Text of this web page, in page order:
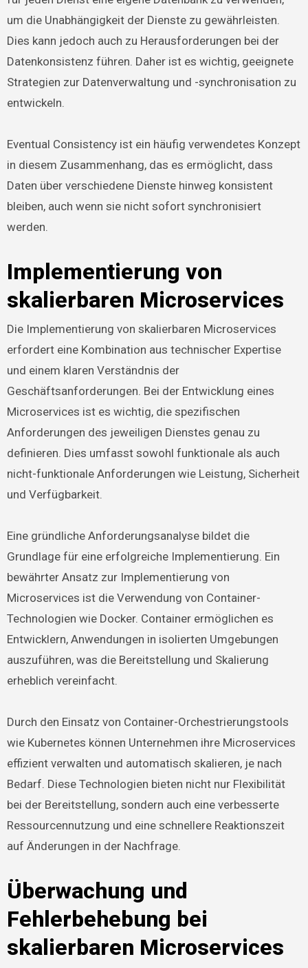
um die Unabhängigkeit der Dienste zu gewährleisten.
Dies kann jedoch auch zu Herausforderungen bei der
Datenkonsistenz führen. Daher ist es wichtig, geeignete
Strategien zur Datenverwaltung und -synchronisation zu
entwickeln.
Eventual Consistency ist ein häufig verwendetes Konzept
in diesem Zusammenhang, das es ermöglicht, dass
Daten über verschiedene Dienste hinweg konsistent
bleiben, auch wenn sie nicht sofort synchronisiert
werden.
Implementierung von
skalierbaren Microservices
Die Implementierung von skalierbaren Microservices
erfordert eine Kombination aus technischer Expertise
und einem klaren Verständnis der
Geschäftsanforderungen. Bei der Entwicklung eines
Microservices ist es wichtig, die spezifischen
Anforderungen des jeweiligen Dienstes genau zu
definieren. Dies umfasst sowohl funktionale als auch
nicht-funktionale Anforderungen wie Leistung, Sicherheit
und Verfügbarkeit.
Eine gründliche Anforderungsanalyse bildet die
Grundlage für eine erfolgreiche Implementierung. Ein
bewährter Ansatz zur Implementierung von
Microservices ist die Verwendung von Container-
Technologien wie Docker. Container ermöglichen es
Entwicklern, Anwendungen in isolierten Umgebungen
auszuführen, was die Bereitstellung und Skalierung
erheblich vereinfacht.
Durch den Einsatz von Container-Orchestrierungstools
wie Kubernetes können Unternehmen ihre Microservices
effizient verwalten und automatisch skalieren, je nach
Bedarf. Diese Technologien bieten nicht nur Flexibilität
bei der Bereitstellung, sondern auch eine verbesserte
Ressourcennutzung und eine schnellere Reaktionszeit
auf Änderungen in der Nachfrage.
Überwachung und
Fehlerbehebung bei
skalierbaren Microservices